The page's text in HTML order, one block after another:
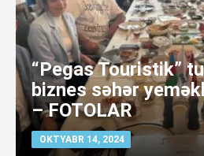
“Pegas Touristik”
biznes səhər
– FOTOLAR
OKTYABR 14, 2024